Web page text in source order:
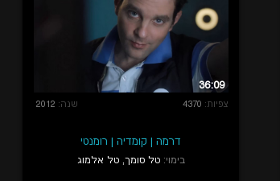
36:09
צפיות: 4370 שנה: 2012
דרמה| קומדיה| רומנטי
בימוי: טל סומך,טל אלמוג